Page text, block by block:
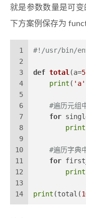
就是参数数量是可
下方案例保存为
1
2
3
4
5
6
7
8
9
10
11
12
13
14
#!/usr/bin/
def total (a=5
print ( 'a'
#遍历元组
for
print
#遍历字典
for
print
print (total(